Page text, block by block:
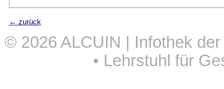
← zurück
© 2026 ALCUIN | Infothek
• Lehrstuhl für